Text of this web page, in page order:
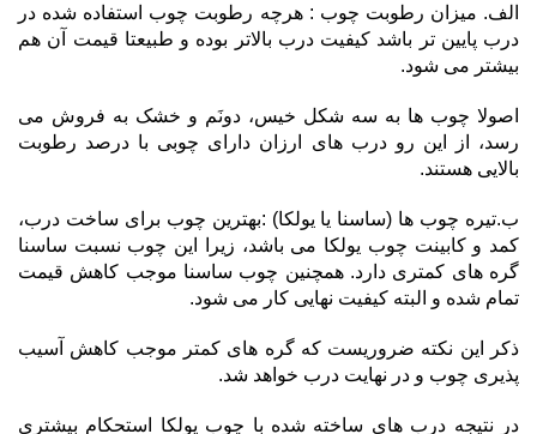
الف. میزان رطوبت چوب : هرچه رطوبت چوب استفاده شده در
درب پایین تر باشد کیفیت درب بالاتر بوده و طبیعتا قیمت آن هم
بیشتر می شود.
اصولا چوب ها به سه شکل خیس، دونَم و خشک به فروش می
رسد، از این رو درب های ارزان دارای چوبی با درصد رطوبت
بالایی هستند.
ب.تیره چوب ها (ساسنا یا یولکا) :بهترین چوب برای ساخت درب،
کمد و کابینت چوب یولکا می باشد، زیرا این چوب نسبت ساسنا
گره های کمتری دارد. همچنین چوب ساسنا موجب کاهش قیمت
تمام شده و البته کیفیت نهایی کار می شود.
ذکر این نکته ضروریست که گره های کمتر موجب کاهش آسیب
پذیری چوب و در نهایت درب خواهد شد.
در نتیجه درب های ساخته شده با چوب یولکا استحکام بیشتری